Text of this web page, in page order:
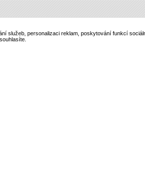
služeb, personalizaci reklam, poskytování funkcí